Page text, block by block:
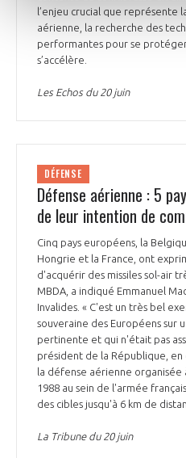
l’enjeu crucial que représente
aérienne, la recherche des
performantes pour se
s’accélère.
Les Echos du 20 juin
DÉFENSE
Défense aérienne : 5
de leur intention de
Cinq pays européens, la
Hongrie et la France, ont
d'acquérir des missiles sol-air
MBDA, a indiqué Emmanuel
Invalides. « C'est un très bel
souveraine des Européens sur
pertinente et qui n'était pas
président de la République,
la défense aérienne organisée
1988 au sein de l'armée
des cibles jusqu'à 6 km de
La Tribune du 20 juin